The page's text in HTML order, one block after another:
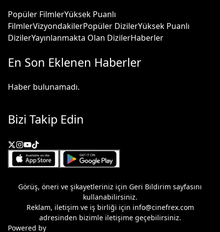
Popüler FilmlerYüksek Puanlı
FilmlerVizyondakilerPopüler DizilerYüksek Puanlı
DizilerYayınlanmakta Olan DizilerHaberler
En Son Eklenen Haberler
Haber bulunamadı.
Bizi Takip Edin
Görüş, öneri ve şikayetleriniz için Geri Bildirim sayfasını
kullanabilirsiniz.
Reklam, iletişim ve iş birliği için info@cinefrex.com
adresinden bizimle iletişime geçebilirsiniz.
Powered by